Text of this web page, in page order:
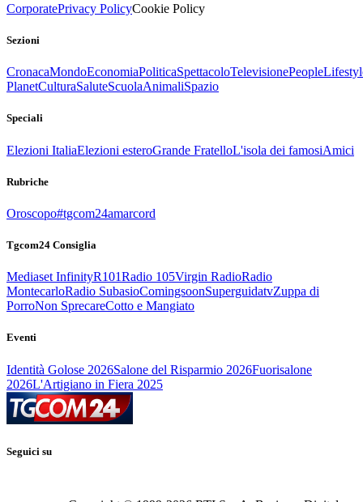
CorporatePrivacy PolicyCookie Policy
Sezioni
CronacaMondoEconomiaPoliticaSpettacoloTelevisionePeople
PlanetCulturaSaluteScuolaAnimaliSpazio
Speciali
Elezioni ItaliaElezioni esteroGrande FratelloL'isola dei famosiAmici
Rubriche
Oroscopo#tgcom24amarcord
Tgcom24 Consiglia
Mediaset InfinityR101Radio 105Virgin RadioRadio
MontecarloRadio SubasioComingsoonSuperguidatvZuppa di
PorroNon SprecareCotto e Mangiato
Eventi
Identità Golose 2026Salone del Risparmio 2026Fuorisalone
2026L'Artigiano in Fiera 2025
Seguici su